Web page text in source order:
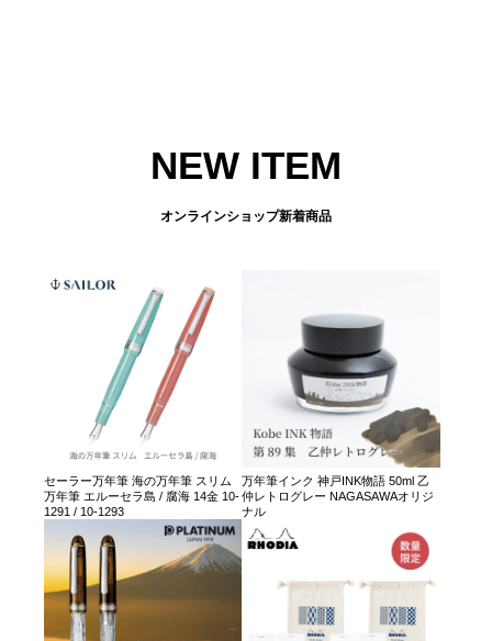
NEW ITEM
オンラインショップ新着商品
セーラー万年筆 海の万年筆 スリム
万年筆 エルーセラ島 / 腐海 14金 10-
1291 / 10-1293
万年筆インク 神戸INK物語 50ml 乙
仲レトログレー NAGASAWAオリジ
ナル